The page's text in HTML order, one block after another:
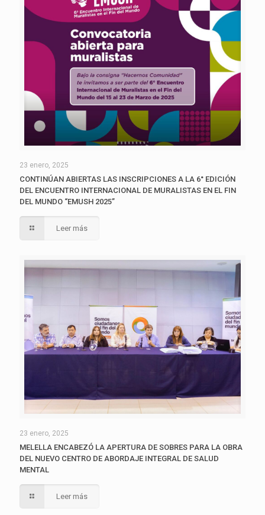
23 enero, 2025
CONTINÚAN ABIERTAS LAS INSCRIPCIONES A LA 6° EDICIÓN
DEL ENCUENTRO INTERNACIONAL DE MURALISTAS EN EL FIN
DEL MUNDO “EMUSH 2025”
Leer más
23 enero, 2025
MELELLA ENCABEZÓ LA APERTURA DE SOBRES PARA LA OBRA
DEL NUEVO CENTRO DE ABORDAJE INTEGRAL DE SALUD
MENTAL
Leer más